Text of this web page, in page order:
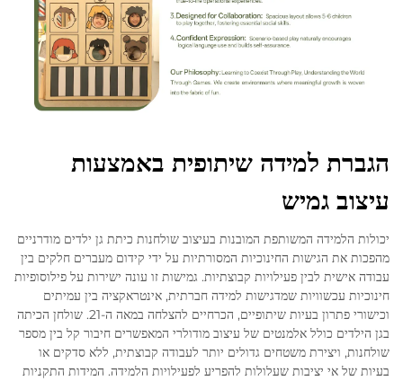
הגברת למידה שיתופית באמצעות
עיצוב גמיש
יכולות הלמידה המשותפת המובנות בעיצוב שולחנות כיתת גן ילדים מודרניים
מהפכות את הגישות החינוכיות המסורתיות על ידי קידום מעברים חלקים בין
עבודה אישית לבין פעילויות קבוצתיות. גמישות זו עונה ישירות על פילוסופיות
חינוכיות עכשוויות שמדגישות למידה חברתית, אינטראקציה בין עמיתים
וכישורי פתרון בעיות שיתופיים, הכרחיים להצלחה במאה ה-21. שולחן הכיתה
בגן הילדים כולל אלמנטים של עיצוב מודולרי המאפשרים חיבור קל בין מספר
שולחנות, ויצירת משטחים גדולים יותר לעבודה קבוצתית, ללא סדקים או
בעיות של אי יציבות שעלולות להפריע לפעילויות הלמידה. המידות התקניות